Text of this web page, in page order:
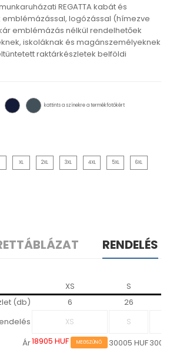
REGATTA kabát és
logózással (hímezve
emblémázás nélkül rendelhetőek
iskoláknak és magánszemélyeknek
raktárkészletek belföldi
kattints a színekre a termékfotókért
XL 2XL 3XL 4XL 5XL 6XL
RENDELÉS
XS S
(db) 6 26
Ár18905 HUF MEGSZŰNŐ 30005 HUF